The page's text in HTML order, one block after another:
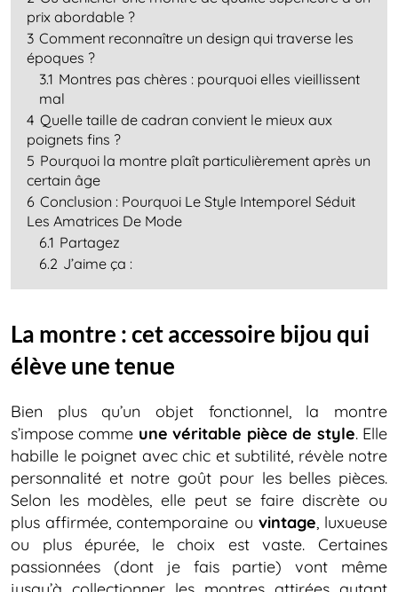
prix abordable ?
3 Comment reconnaître un design qui traverse les
époques ?
3.1 Montres pas chères : pourquoi elles vieillissent
mal
4 Quelle taille de cadran convient le mieux aux
poignets fins ?
5 Pourquoi la montre plaît particulièrement après un
certain âge
6 Conclusion : Pourquoi Le Style Intemporel Séduit
Les Amatrices De Mode
6.1 Partagez
6.2 J’aime ça :
La montre : cet accessoire bijou qui
élève une tenue
Bien plus qu’un objet fonctionnel, la montre
s’impose comme une véritable pièce de style. Elle
habille le poignet avec chic et subtilité, révèle notre
personnalité et notre goût pour les belles pièces.
Selon les modèles, elle peut se faire discrète ou
plus affirmée, contemporaine ou vintage, luxueuse
ou plus épurée, le choix est vaste. Certaines
passionnées (dont je fais partie) vont même